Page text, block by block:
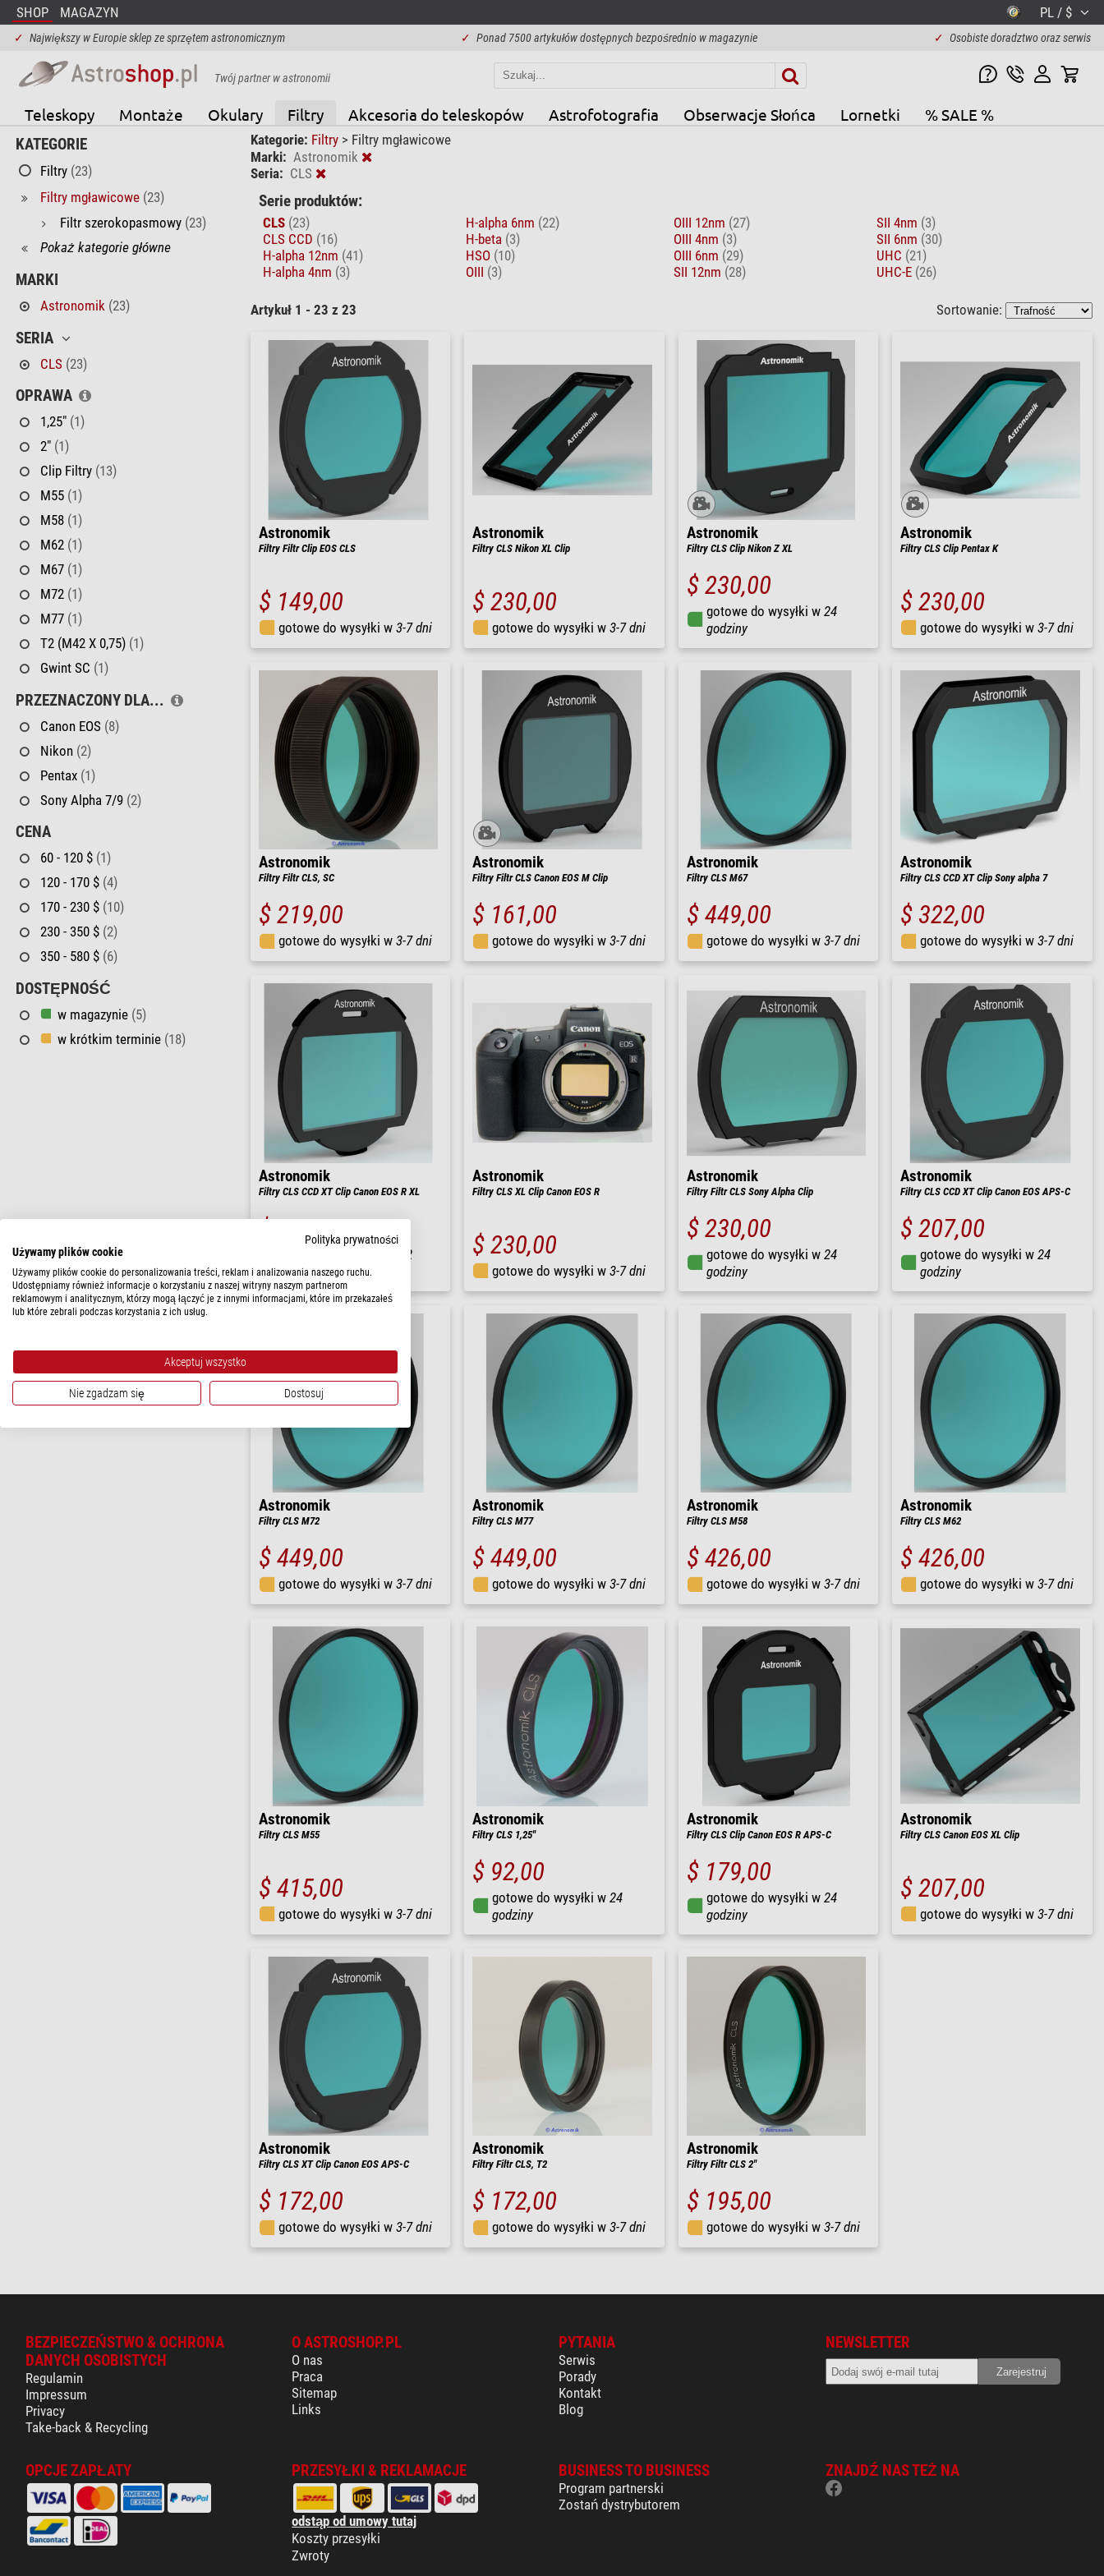
SHOP MAGAZYN PL / $
✓ Największy w Europie sklep ze sprzętem astronomicznym ✓ Ponad 7500 artykułów dostępnych bezpośrednio w magazynie ✓ Osobiste doradztwo oraz serwis
Twój partner w astronomii
Teleskopy Montaże Okulary Filtry Akcesoria do teleskopów Astrofotografia Obserwacje Słońca Lornetki % SALE %
KATEGORIE
Filtry (23)
Filtry mgławicowe (23)
Filtr szerokopasmowy (23)
Pokaż kategorie główne
MARKI
Astronomik (23)
SERIA
CLS (23)
OPRAWA
1,25" (1)
2" (1)
Clip Filtry (13)
M55 (1)
M58 (1)
M62 (1)
M67 (1)
M72 (1)
M77 (1)
T2 (M42 X 0,75) (1)
Gwint SC (1)
PRZEZNACZONY DLA...
Canon EOS (8)
Nikon (2)
Pentax (1)
Sony Alpha 7/9 (2)
CENA
60 - 120 $ (1)
120 - 170 $ (4)
170 - 230 $ (10)
230 - 350 $ (2)
350 - 580 $ (6)
DOSTĘPNOŚĆ
w magazynie (5)
w krótkim terminie (18)
Kategorie: Filtry > Filtry mgławicowe
Marki: Astronomik
Seria: CLS
Serie produktów:
CLS (23)
CLS CCD (16)
H-alpha 12nm (41)
H-alpha 4nm (3)
H-alpha 6nm (22)
H-beta (3)
HSO (10)
OIII (3)
OIII 12nm (27)
OIII 4nm (3)
OIII 6nm (29)
SII 12nm (28)
SII 4nm (3)
SII 6nm (30)
UHC (21)
UHC-E (26)
Artykuł 1 - 23 z 23 Sortowanie:
Astronomik
Filtry Filtr Clip EOS CLS
$ 149,00
gotowe do wysyłki w 3-7 dni
Astronomik
Filtry CLS Nikon XL Clip
$ 230,00
gotowe do wysyłki w 3-7 dni
Astronomik
Filtry CLS Clip Nikon Z XL
$ 230,00
gotowe do wysyłki w 24
godziny
Astronomik
Filtry CLS Clip Pentax K
$ 230,00
gotowe do wysyłki w 3-7 dni
Astronomik
Filtry Filtr CLS, SC
$ 219,00
gotowe do wysyłki w 3-7 dni
Astronomik
Filtry Filtr CLS Canon EOS M Clip
$ 161,00
gotowe do wysyłki w 3-7 dni
Astronomik
Filtry CLS M67
$ 449,00
gotowe do wysyłki w 3-7 dni
Astronomik
Filtry CLS CCD XT Clip Sony alpha 7
$ 322,00
gotowe do wysyłki w 3-7 dni
Astronomik
Filtry CLS CCD XT Clip Canon EOS R XL
$ 322,00
1-2
tygodni
Astronomik
Filtry CLS XL Clip Canon EOS R
$ 230,00
gotowe do wysyłki w 3-7 dni
Astronomik
Filtry Filtr CLS Sony Alpha Clip
$ 230,00
gotowe do wysyłki w 24
godziny
Astronomik
Filtry CLS CCD XT Clip Canon EOS APS-C
$ 207,00
gotowe do wysyłki w 24
godziny
Astronomik
Filtry CLS M72
$ 449,00
gotowe do wysyłki w 3-7 dni
Astronomik
Filtry CLS M77
$ 449,00
gotowe do wysyłki w 3-7 dni
Astronomik
Filtry CLS M58
$ 426,00
gotowe do wysyłki w 3-7 dni
Astronomik
Filtry CLS M62
$ 426,00
gotowe do wysyłki w 3-7 dni
Astronomik
Filtry CLS M55
$ 415,00
gotowe do wysyłki w 3-7 dni
Astronomik
Filtry CLS 1,25"
$ 92,00
gotowe do wysyłki w 24
godziny
Astronomik
Filtry CLS Clip Canon EOS R APS-C
$ 179,00
gotowe do wysyłki w 24
godziny
Astronomik
Filtry CLS Canon EOS XL Clip
$ 207,00
gotowe do wysyłki w 3-7 dni
Astronomik
Filtry CLS XT Clip Canon EOS APS-C
$ 172,00
gotowe do wysyłki w 3-7 dni
Astronomik
Filtry Filtr CLS, T2
$ 172,00
gotowe do wysyłki w 3-7 dni
Astronomik
Filtry Filtr CLS 2"
$ 195,00
gotowe do wysyłki w 3-7 dni
BEZPIECZEŃSTWO & OCHRONA
DANYCH OSOBISTYCH
Regulamin
Impressum
Privacy
Take-back & Recycling
O ASTROSHOP.PL
O nas
Praca
Sitemap
Links
PYTANIA
Serwis
Porady
Kontakt
Blog
NEWSLETTER
OPCJE ZAPŁATY PRZESYŁKI & REKLAMACJE
odstąp od umowy tutaj
Koszty przesyłki
Zwroty
BUSINESS TO BUSINESS
Program partnerski
Zostań dystrybutorem
ZNAJDŹ NAS TEŻ NA
Polityka prywatności
Używamy plików cookie
Używamy plików cookie do personalizowania treści, reklam i analizowania naszego ruchu.
Udostępniamy również informacje o korzystaniu z naszej witryny naszym partnerom
reklamowym i analitycznym, którzy mogą łączyć je z innymi informacjami, które im przekazałeś
lub które zebrali podczas korzystania z ich usług.
Akceptuj wszystko
Nie zgadzam się Dostosuj